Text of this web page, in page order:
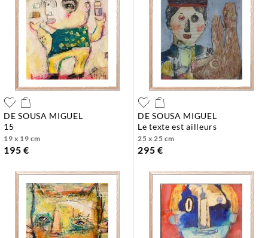
DE SOUSA MIGUEL
15
19 x 19 cm
195 €
DE SOUSA MIGUEL
le texte est ailleurs
25 x 25 cm
295 €